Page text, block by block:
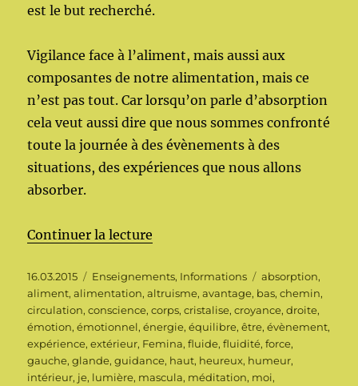
est le but recherché.
Vigilance face à l’aliment, mais aussi aux
composantes de notre alimentation, mais ce
n’est pas tout. Car lorsqu’on parle d’absorption
cela veut aussi dire que nous sommes confronté
toute la journée à des évènements à des
situations, des expériences que nous allons
absorber.
Continuer la lecture
Publié
le
16.03.2015 Catégories
Enseignements, Informations Étiquettes
absorption,
aliment,alimentation,altruisme,avantage, bas,chemin,
circulation,conscience,corps,cristalise,croyance,droite,
émotion,émotionnel,énergie,équilibre,être,évènement,
expérience,extérieur, Femina,fluide,fluidité,force,
gauche,glande,guidance, haut, heureux, humeur,
intérieur, je, lumière, mascula, méditation, moi,